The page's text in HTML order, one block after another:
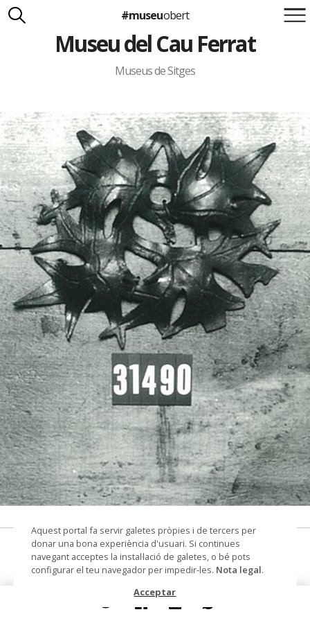
Suma't a la iniciativa
info@museuobert.cat.
Nota legal
Carlota Royo
Francesca Barcellona
#museuobert
Museu del Cau Ferrat
Museus de Sitges
Sitges
aplicació ornamental
Datació Segles XVI-XVII
Aquest portal fa servir galetes pròpies i de tercers per
donar una bona experiència d'usuari. Si continues
navegant acceptes la instal·lació de galetes, o bé pots
configurar el teu navegador per impedir-les. Nota legal.
Acceptar